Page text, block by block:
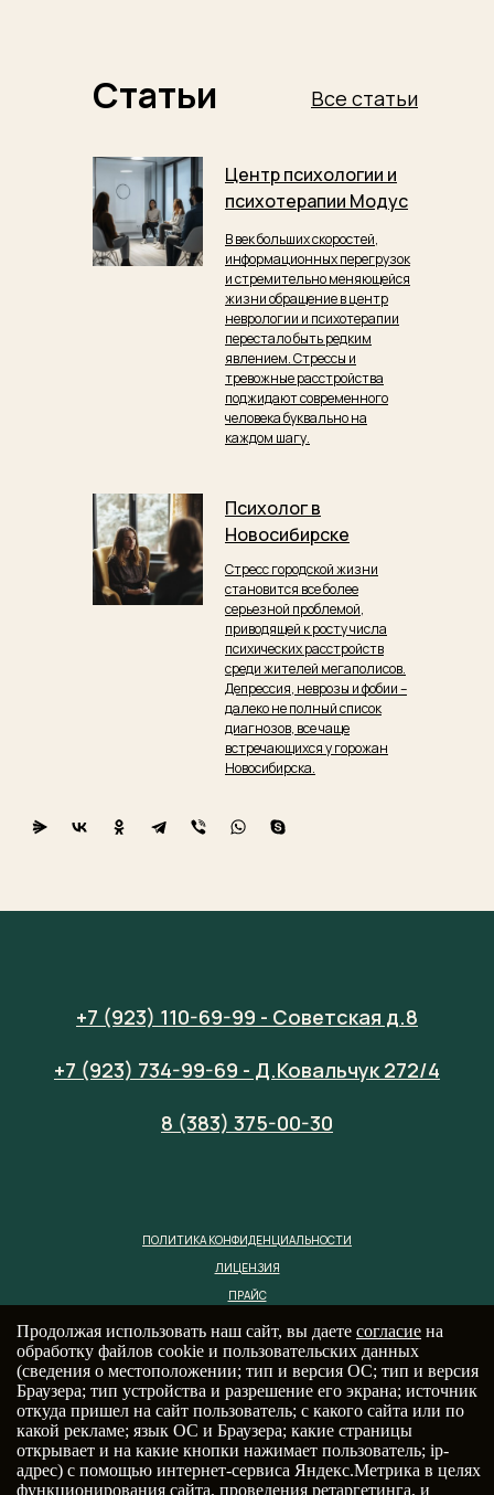
В век больших скоростей,
информационных перегрузок
и стремительно меняющейся
жизни обращение в центр
неврологии и психотерапии
перестало быть редким
явлением. Стрессы и
тревожные расстройства
поджидают современного
человека буквально на
каждом шагу.
Центр психологии и
психотерапии Модус
Стресс городской жизни
становится все более
серьезной проблемой,
приводящей к росту числа
психических расстройств
среди жителей мегаполисов.
Депрессия, неврозы и фобии –
далеко не полный список
диагнозов, все чаще
встречающихся у горожан
Новосибирска.
Психолог в
Новосибирске
Статьи Все статьи
+7 (923) 110-69-99 - Советская д.8
+7 (923) 734-99-69 - Д.Ковальчук 272/4
8 (383) 375-00-30
ПОЛИТИКА КОНФИДЕНЦИАЛЬНОСТИ
ЛИЦЕНЗИЯ
ПРАЙС
Продолжая использовать наш сайт, вы даете согласие на
обработку файлов cookie и пользовательских данных
(сведения о местоположении; тип и версия ОС; тип и версия
Браузера; тип устройства и разрешение его экрана; источник
откуда пришел на сайт пользователь; с какого сайта или по
какой рекламе; язык ОС и Браузера; какие страницы
открывает и на какие кнопки нажимает пользователь; ip-
адрес) с помощью интернет-сервиса Яндекс.Метрика в целях
функционирования сайта, проведения ретаргетинга, и